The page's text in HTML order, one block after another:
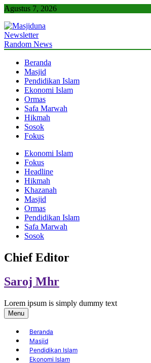
Skip
content
Agustus 7, 2026
Masjiduna
Referensi Berita Islam Indonesia
Newsletter
Random News
Beranda
Masjid
Pendidikan Islam
Ekonomi Islam
Ormas
Safa Marwah
Hikmah
Sosok
Fokus
Ekonomi Islam
Fokus
Headline
Hikmah
Khazanah
Masjid
Ormas
Pendidikan Islam
Safa Marwah
Sosok
Chief Editor
Saroj Mhr
Lorem ipsum is simply dummy text
Menu
Beranda
Masjid
Pendidikan Islam
Ekonomi Islam